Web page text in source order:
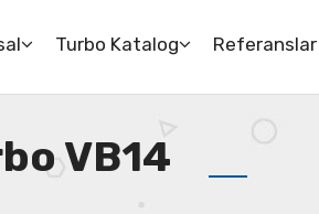
Turbo Katalog Referanslar
VB14